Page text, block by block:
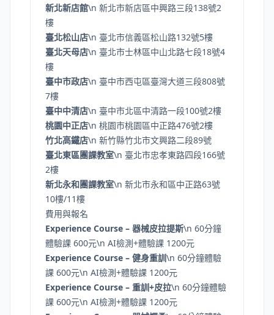
新北新店館\n 新北市新店區中興路三段138號2
樓
臺北松山店\n 臺北市信義區松山路132號5樓
臺北天母店\n 臺北市士林區中山北路七段18號4
樓
臺中市政店\n 臺中市西屯區臺灣大道三段808號
7樓
臺中中清店\n 臺中市北區中清路一段100號2樓
桃園中正店\n 桃園市桃園區中正路476號2樓
竹北高鐵店\n 新竹縣竹北市文興路二段89號
臺北東區團課教室\n 臺北市忠孝東路四段166號
2樓
新北永和團課教室\n 新北市永和區中正路63號
10樓/11樓
費用與報名
Experience Course – 器械皮拉提斯\n 60分鐘
體驗課 600元\n AI檢測+體驗課 1200元
Experience Course – 健身重訓\n 60分鐘體驗
課 600元\n AI檢測+體驗課 1200元
Experience Course – 重訓+皮拉\n 60分鐘體驗
課 600元\n AI檢測+體驗課 1200元